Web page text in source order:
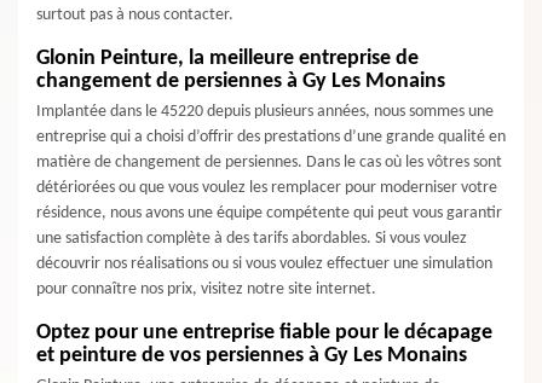
surtout pas à nous contacter.
Glonin Peinture, la meilleure entreprise de
changement de persiennes à Gy Les Monains
Implantée dans le 45220 depuis plusieurs années, nous sommes une
entreprise qui a choisi d’offrir des prestations d’une grande qualité en
matière de changement de persiennes. Dans le cas où les vôtres sont
détériorées ou que vous voulez les remplacer pour moderniser votre
résidence, nous avons une équipe compétente qui peut vous garantir
une satisfaction complète à des tarifs abordables. Si vous voulez
découvrir nos réalisations ou si vous voulez effectuer une simulation
pour connaître nos prix, visitez notre site internet.
Optez pour une entreprise fiable pour le décapage
et peinture de vos persiennes à Gy Les Monains